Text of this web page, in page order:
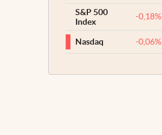
S&P 500
Index
-0,18%
Nasdaq -0,06%